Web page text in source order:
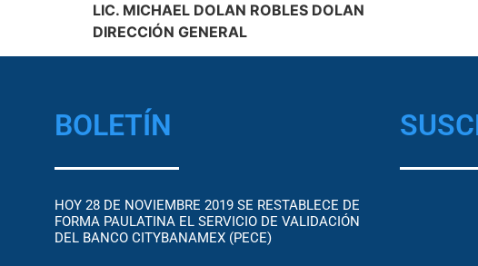
LIC. MICHAEL DOLAN ROBLES DOLAN
DIRECCIÓN GENERAL
BOLETÍN
HOY 28 DE NOVIEMBRE 2019 SE RESTABLECE DE
FORMA PAULATINA EL SERVICIO DE VALIDACIÓN
DEL BANCO CITYBANAMEX (PECE)